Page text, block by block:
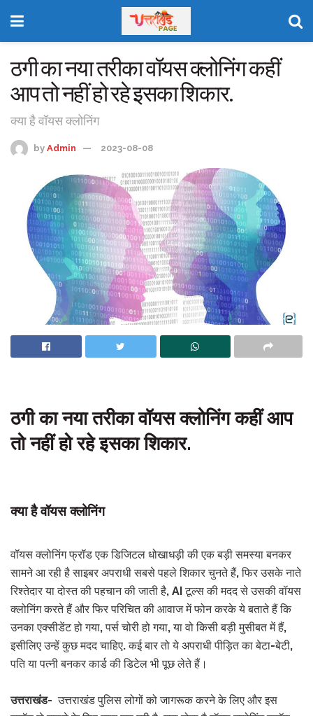
ठगी का नया तरीका वॉयस क्लोनिंग कहीं
आप तो नहीं हो रहे इसका शिकार.
क्या है वॉयस क्लोनिंग
by Admin 2023-08-08
ठगी का नया तरीका वॉयस क्लोनिंग कहीं आप
तो नहीं हो रहे इसका शिकार.
क्या है वॉयस क्लोनिंग
वॉयस क्लोनिंग फ्रॉड एक डिजिटल धोखाधड़ी की एक बड़ी समस्या बनकर
सामने आ रही है साइबर अपराधी सबसे पहले शिकार चुनते हैं, फिर उसके नाते
रिश्तेदार या दोस्त की पहचान की जाती है, AI टूल्स की मदद से उसकी वॉयस
क्लोनिंग करते हैं और फिर परिचित की आवाज में फोन करके ये बताते हैं कि
उनका एक्सीडेंट हो गया, पर्स चोरी हो गया, या वो किसी बड़ी मुसीबत में हैं,
इसीलिए उन्हें कुछ मदद चाहिए. कई बार तो ये अपराधी पीड़ित का बेटा-बेटी,
पति या पत्नी बनकर कार्ड की डिटेल भी पूछ लेते हैं।
उत्तराखंड- उत्तराखंड पुलिस लोगों को जागरूक करने के लिए और इस